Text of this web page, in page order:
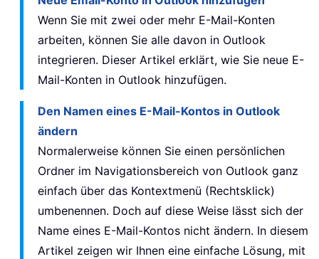
Wenn Sie mit zwei oder mehr E-Mail-Konten
arbeiten, können Sie alle davon in Outlook
integrieren. Dieser Artikel erklärt, wie Sie neue E-
Mail-Konten in Outlook hinzufügen.
Den Namen eines E-Mail-Kontos in Outlook
ändern
Normalerweise können Sie einen persönlichen
Ordner im Navigationsbereich von Outlook ganz
einfach über das Kontextmenü (Rechtsklick)
umbenennen. Doch auf diese Weise lässt sich der
Name eines E-Mail-Kontos nicht ändern. In diesem
Artikel zeigen wir Ihnen eine einfache Lösung, mit